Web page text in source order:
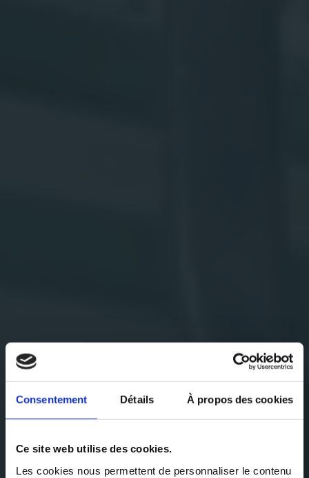
Consentement Détails À propos des cookies
Ce site web utilise des cookies.
Les cookies nous permettent de personnaliser le contenu
La technologie
Annealsys de DLI-
CVD